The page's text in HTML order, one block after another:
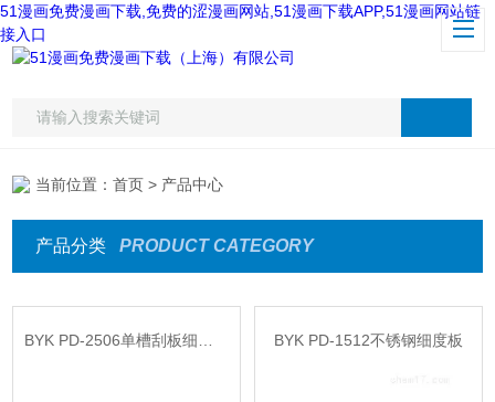
51漫画免费漫画下载,免费的涩漫画网站,51漫画下载APP,51漫画网站链
接入口
当前位置：首页 > 产品中心
产品分类 PRODUCT CATEGORY
BYK PD-2506单槽刮板细度计 BYK PD-1512不锈钢细度板